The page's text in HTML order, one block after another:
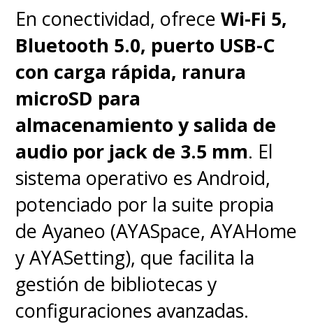
En conectividad, ofreceWi-Fi 5,
Bluetooth 5.0, puerto USB-C
con carga rápida, ranura
microSD para
almacenamiento y salida de
audio por jack de 3.5 mm. El
sistema operativo es Android,
potenciado por la suite propia
de Ayaneo (AYASpace, AYAHome
y AYASetting), que facilita la
gestión de bibliotecas y
configuraciones avanzadas.